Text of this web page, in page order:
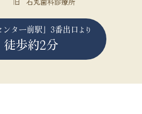
ンター前駅」3番出口 より
徒歩約2分